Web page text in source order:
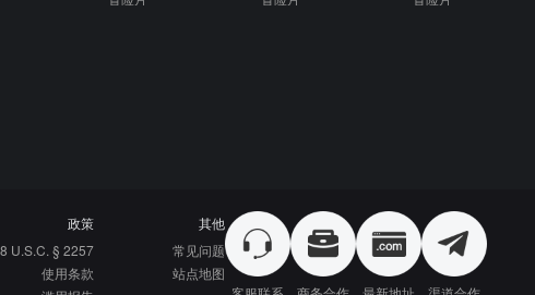
政策
U.S.C. § 2257
使用条款
其他
常见问题
站点地图